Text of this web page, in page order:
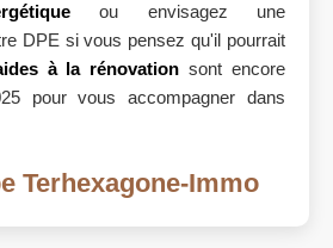
ou envisagez une
DPE si vous pensez qu'il pourrait
à la rénovation sont encore
pour vous accompagner dans
Terhexagone-Immo